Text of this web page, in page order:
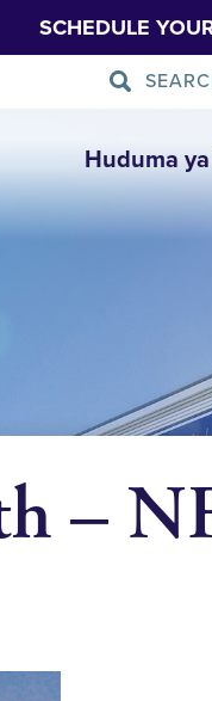
SCHEDULE
Huduma
–